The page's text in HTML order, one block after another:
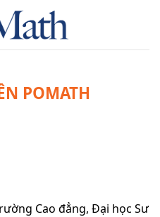
POMATH
Cao đẳng, Đại học Sư